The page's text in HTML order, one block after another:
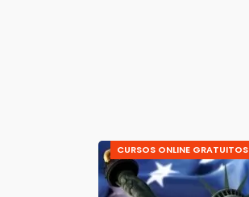
CURSOS ONLINE GRATUITOS